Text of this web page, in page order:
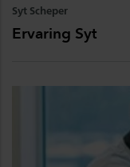
Syt Scheper
Ervaring Syt